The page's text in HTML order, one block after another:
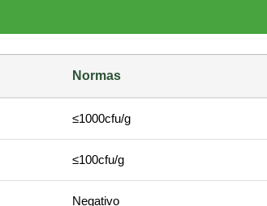
Normas
≤1000cfu/g
≤100cfu/g
Negativo